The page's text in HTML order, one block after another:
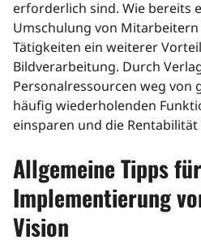
erforderlich sind. Wie bereits
Umschulung von
Tätigkeiten ein weiterer
Bildverarbeitung. Durch
Personalressourcen weg von
häufig wiederholenden
einsparen und die
Allgemeine Tipps
Implementierung
Vision